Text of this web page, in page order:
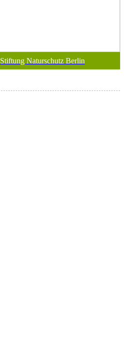
Stiftung Naturschutz Berlin